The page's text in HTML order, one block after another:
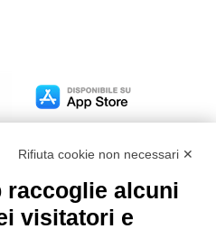
e controllo – D. lgs.
Rifiuta cookie non necessari ✕
raccoglie alcuni
visitatori e